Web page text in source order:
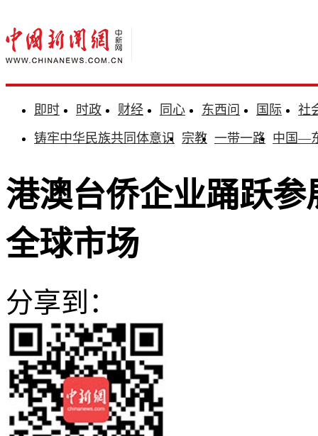
即时 时政 财经 同心 东西问 国际
社
铸牢中华民族共同体意识 宗教 一带一路 中国—
港澳台侨企业踊跃
全球市场
分享到：